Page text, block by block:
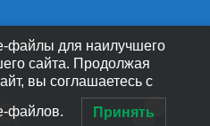
файлы для наилучшего
сайта. Продолжая
вы соглашаетесь с
файлов. Принять